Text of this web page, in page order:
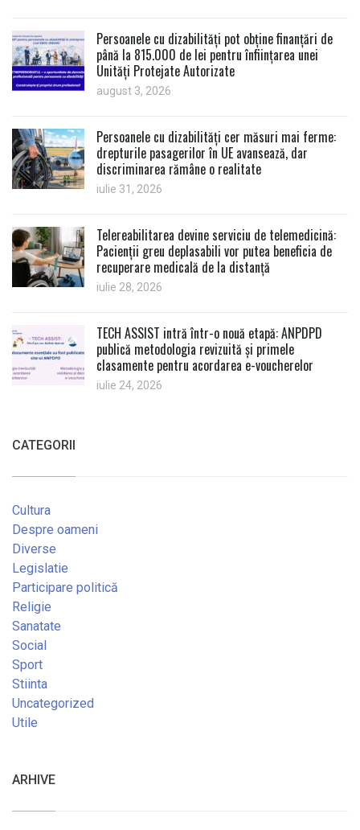
Persoanele cu dizabilități pot obține finanțări de
până la 815.000 de lei pentru înființarea unei
Unități Protejate Autorizate
august 3, 2026
Persoanele cu dizabilități cer măsuri mai ferme:
drepturile pasagerilor în UE avansează, dar
discriminarea rămâne o realitate
iulie 31, 2026
Telereabilitarea devine serviciu de telemedicină:
Pacienții greu deplasabili vor putea beneficia de
recuperare medicală de la distanță
iulie 28, 2026
TECH ASSIST intră într-o nouă etapă: ANPDPD
publică metodologia revizuită și primele
clasamente pentru acordarea e-voucherelor
iulie 24, 2026
CATEGORII
Cultura
Despre oameni
Diverse
Legislatie
Participare politică
Religie
Sanatate
Social
Sport
Stiinta
Uncategorized
Utile
ARHIVE